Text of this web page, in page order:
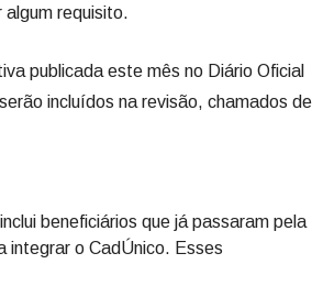
requisito.
publicada este mês no Diário Oficial
incluídos na revisão, chamados de
beneficiários que já passaram pela
integrar o CadÚnico. Esses